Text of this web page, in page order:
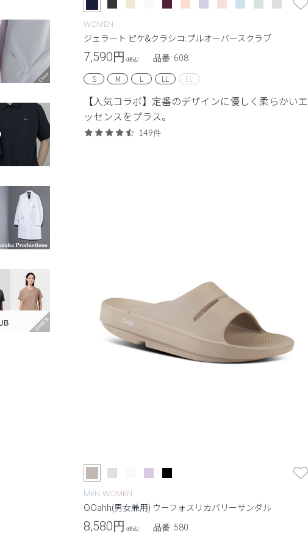
WOMEN
ジェラート ピケ&クラシコ:プルオーバースクラブ
7,590円 (税込) 品番: 608
S M L LL EL
【人気コラボ】定番のデザインに優しく柔らかいエ
ッセンスをプラス。
149件
MEN WOMEN
OOahh(男女兼用) ウーフォスリカバリーサンダル
8,580円 (税込) 品番: 580